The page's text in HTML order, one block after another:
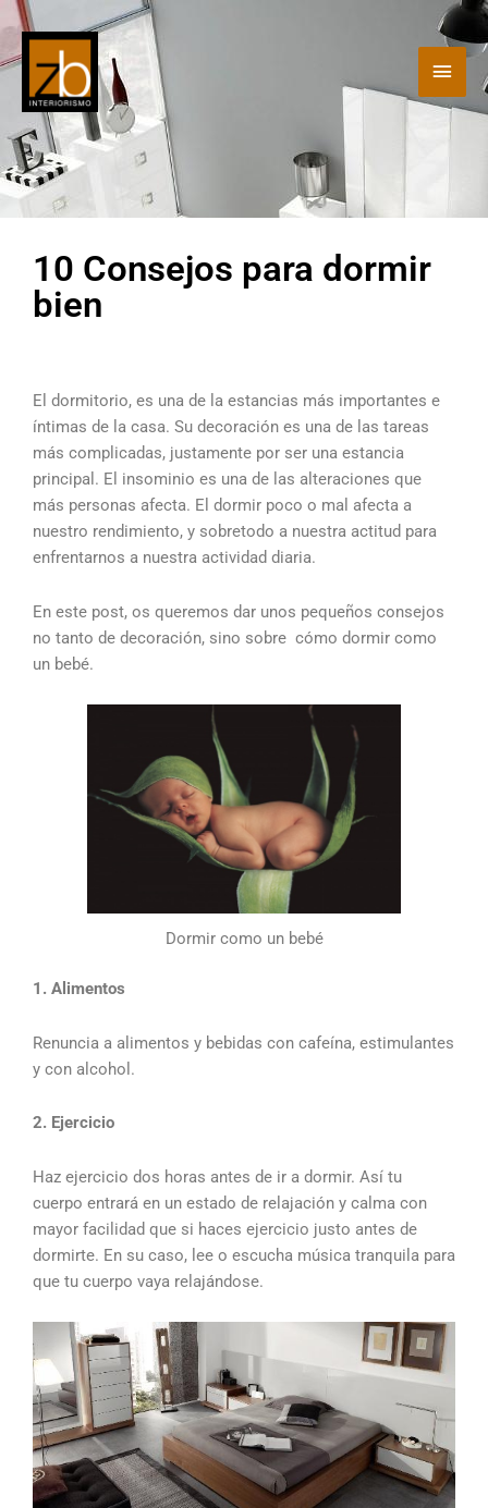
contenido
10 Consejos para dormir
bien
El dormitorio, es una de la estancias más importantes e
íntimas de la casa. Su decoración es una de las tareas
más complicadas, justamente por ser una estancia
principal. El insominio es una de las alteraciones que
más personas afecta. El dormir poco o mal afecta a
nuestro rendimiento, y sobretodo a nuestra actitud para
enfrentarnos a nuestra actividad diaria.
En este post, os queremos dar unos pequeños consejos
no tanto de decoración, sino sobre cómo dormir como
un bebé.
Dormir como un bebé
1. Alimentos
Renuncia a alimentos y bebidas con cafeína, estimulantes
y con alcohol.
2. Ejercicio
Haz ejercicio dos horas antes de ir a dormir. Así tu
cuerpo entrará en un estado de relajación y calma con
mayor facilidad que si haces ejercicio justo antes de
dormirte. En su caso, lee o escucha música tranquila para
que tu cuerpo vaya relajándose.